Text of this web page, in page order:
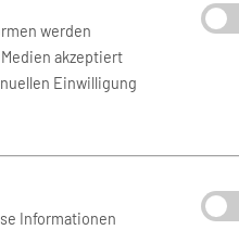
werden
akzeptiert
Einwilligung
Informationen